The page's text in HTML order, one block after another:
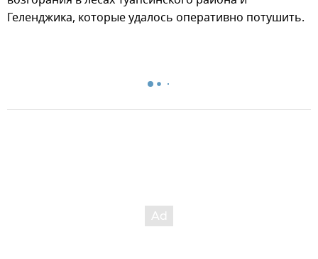
Геленджика, которые удалось оперативно потушить.